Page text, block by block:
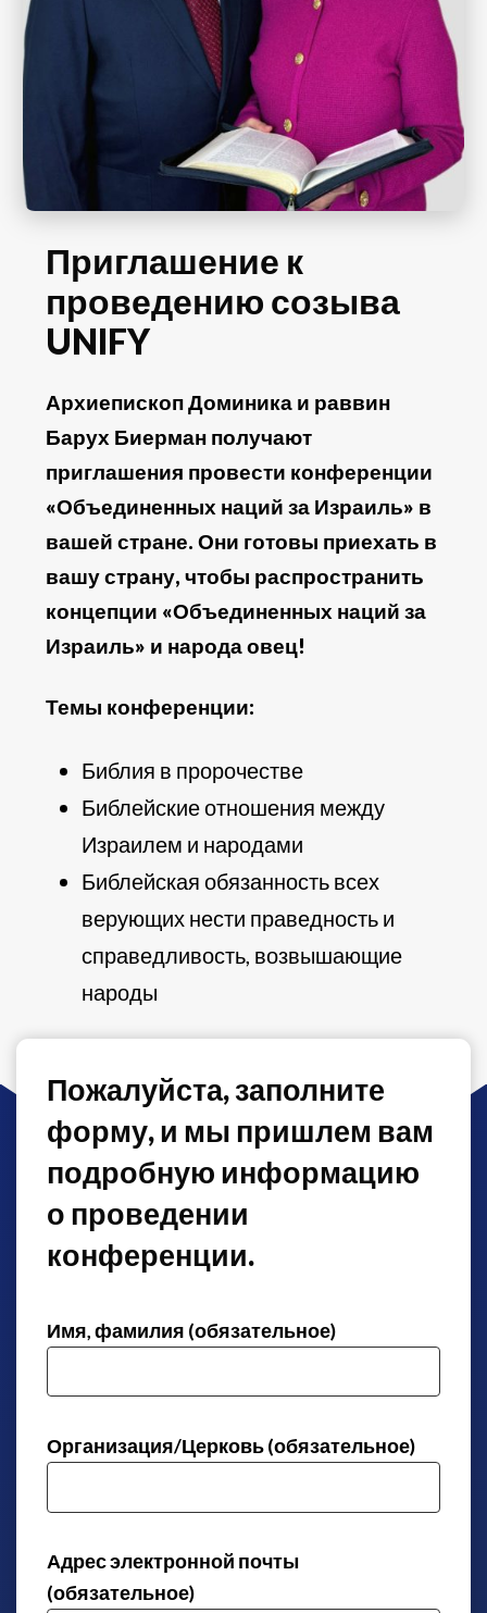
Приглашение к
проведению созыва
UNIFY
Архиепископ Доминика и раввин
Барух Биерман получают
приглашения провести конференции
«Объединенных наций за Израиль» в
вашей стране. Они готовы приехать в
вашу страну, чтобы распространить
концепции «Объединенных наций за
Израиль» и народа овец!
Темы конференции:
Библия в пророчестве
Библейские отношения между
Израилем и народами
Библейская обязанность всех
верующих нести праведность и
справедливость, возвышающие
народы
Пожалуйста, заполните
форму, и мы пришлем вам
подробную информацию
о проведении
конференции.
Имя, фамилия (обязательное)
Организация/Церковь (обязательное)
Адрес электронной почты
(обязательное)